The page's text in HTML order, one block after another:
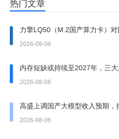
热门文章
力擎LQ50（M.2国产算力卡）对
势
2026-08-06
内存短缺或持续至2027年，三
2026-08-06
高盛上调国产大模型收入预期，
求走强
2026-08-06